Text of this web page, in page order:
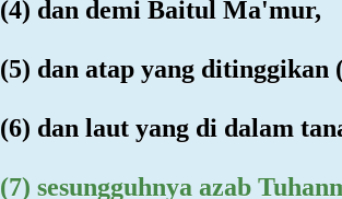
(4) dan demi Baitul Ma'mur,
(5) dan atap yang ditinggikan
(6) dan laut yang di dalam
(7) sesungguhnya azab